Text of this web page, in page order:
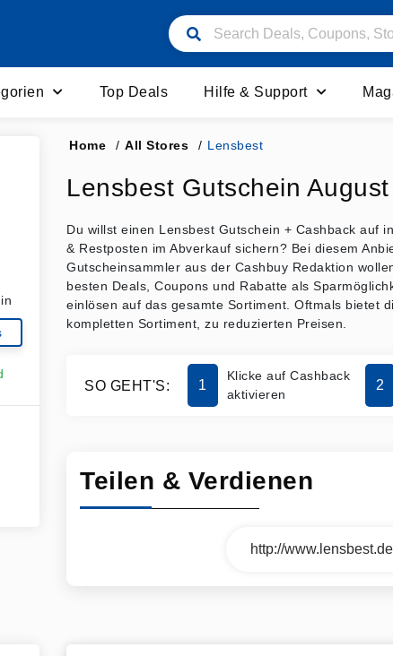
Top Deals Hilfe & Support
Home / All Stores / Lensbest
Lensbest Gutschein
Du willst einen Lensbest Gutschein + Cashback auf
& Restposten im Abverkauf sichern? Bei diesem
Gutscheinsammler aus der Cashbuy Redaktion
besten Deals, Coupons und Rabatte als
einlösen auf das gesamte Sortiment. Oftmals bietet
kompletten Sortiment, zu reduzierten Preisen.
SO GEHT'S: 1
Klicke auf Cashback
aktivieren
2
Teilen & Verdienen